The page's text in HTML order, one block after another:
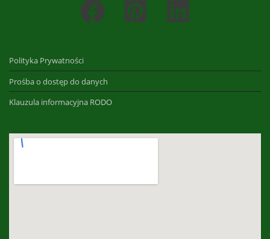
Polityka Prywatności
Prośba o dostęp do danych
Klauzula informacyjna RODO